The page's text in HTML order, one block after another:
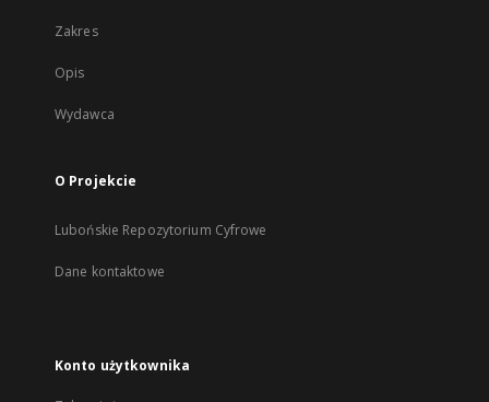
Zakres
Opis
Wydawca
O Projekcie
Lubońskie Repozytorium Cyfrowe
Dane kontaktowe
Konto użytkownika